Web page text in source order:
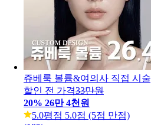
쥬베룩 스킨부스터
할인 전 가격54만원
29만 7천원
4.5평점 4.5점 (5점 만점)
(1)